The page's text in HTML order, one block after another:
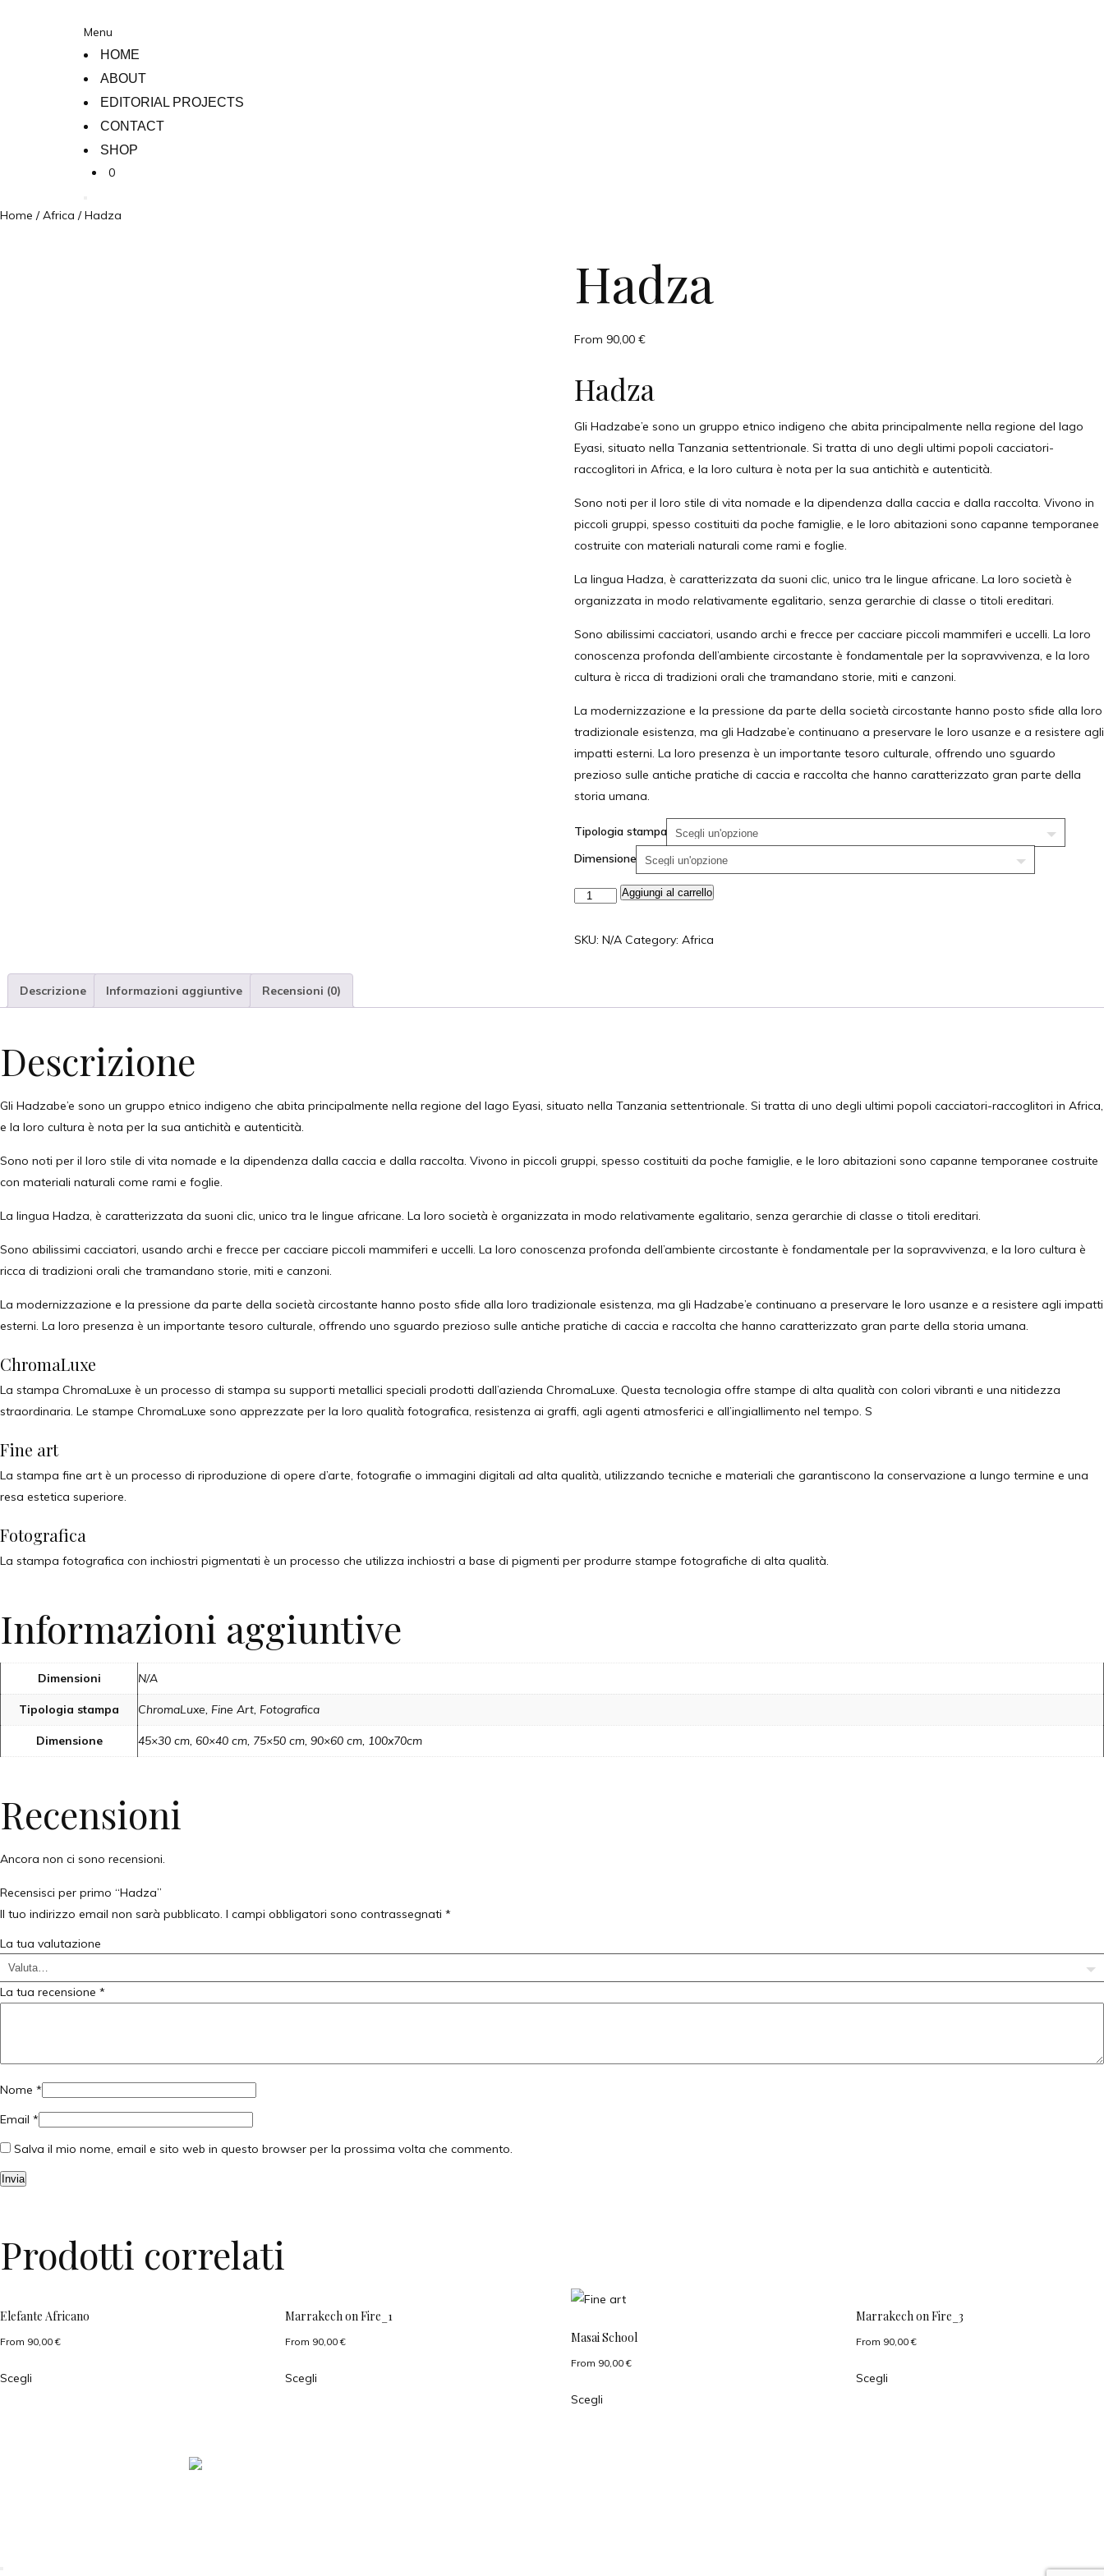
Menu
HOME
ABOUT
EDITORIAL PROJECTS
CONTACT
SHOP
0
Home /Africa / Hadza
Hadza
From 90,00 €
Hadza
Gli Hadzabe’e sono un gruppo etnico indigeno che abita principalmente nella regione del lago
Eyasi, situato nella Tanzania settentrionale. Si tratta di uno degli ultimi popoli cacciatori-
raccoglitori in Africa, e la loro cultura è nota per la sua antichità e autenticità.
Sono noti per il loro stile di vita nomade e la dipendenza dalla caccia e dalla raccolta. Vivono in
piccoli gruppi, spesso costituiti da poche famiglie, e le loro abitazioni sono capanne temporanee
costruite con materiali naturali come rami e foglie.
La lingua Hadza, è caratterizzata da suoni clic, unico tra le lingue africane. La loro società è
organizzata in modo relativamente egalitario, senza gerarchie di classe o titoli ereditari.
Sono abilissimi cacciatori, usando archi e frecce per cacciare piccoli mammiferi e uccelli. La loro
conoscenza profonda dell’ambiente circostante è fondamentale per la sopravvivenza, e la loro
cultura è ricca di tradizioni orali che tramandano storie, miti e canzoni.
La modernizzazione e la pressione da parte della società circostante hanno posto sfide alla loro
tradizionale esistenza, ma gli Hadzabe’e continuano a preservare le loro usanze e a resistere agli
impatti esterni. La loro presenza è un importante tesoro culturale, offrendo uno sguardo
prezioso sulle antiche pratiche di caccia e raccolta che hanno caratterizzato gran parte della
storia umana.
Tipologia stampa
Dimensione
Aggiungi al carrello
SKU: N/A Category: Africa
Descrizione Informazioni aggiuntive Recensioni (0)
Descrizione
Gli Hadzabe’e sono un gruppo etnico indigeno che abita principalmente nella regione del lago Eyasi, situato nella Tanzania settentrionale. Si tratta di uno degli ultimi popoli cacciatori-raccoglitori in Africa,
e la loro cultura è nota per la sua antichità e autenticità.
Sono noti per il loro stile di vita nomade e la dipendenza dalla caccia e dalla raccolta. Vivono in piccoli gruppi, spesso costituiti da poche famiglie, e le loro abitazioni sono capanne temporanee costruite
con materiali naturali come rami e foglie.
La lingua Hadza, è caratterizzata da suoni clic, unico tra le lingue africane. La loro società è organizzata in modo relativamente egalitario, senza gerarchie di classe o titoli ereditari.
Sono abilissimi cacciatori, usando archi e frecce per cacciare piccoli mammiferi e uccelli. La loro conoscenza profonda dell’ambiente circostante è fondamentale per la sopravvivenza, e la loro cultura è
ricca di tradizioni orali che tramandano storie, miti e canzoni.
La modernizzazione e la pressione da parte della società circostante hanno posto sfide alla loro tradizionale esistenza, ma gli Hadzabe’e continuano a preservare le loro usanze e a resistere agli impatti
esterni. La loro presenza è un importante tesoro culturale, offrendo uno sguardo prezioso sulle antiche pratiche di caccia e raccolta che hanno caratterizzato gran parte della storia umana.
ChromaLuxe
La stampa ChromaLuxe è un processo di stampa su supporti metallici speciali prodotti dall’azienda ChromaLuxe. Questa tecnologia offre stampe di alta qualità con colori vibranti e una nitidezza
straordinaria. Le stampe ChromaLuxe sono apprezzate per la loro qualità fotografica, resistenza ai graffi, agli agenti atmosferici e all’ingiallimento nel tempo. S
Fine art
La stampa fine art è un processo di riproduzione di opere d’arte, fotografie o immagini digitali ad alta qualità, utilizzando tecniche e materiali che garantiscono la conservazione a lungo termine e una
resa estetica superiore.
Fotografica
La stampa fotografica con inchiostri pigmentati è un processo che utilizza inchiostri a base di pigmenti per produrre stampe fotografiche di alta qualità.
Informazioni aggiuntive
Dimensioni N/A
Tipologia stampa ChromaLuxe, Fine Art, Fotografica
Dimensione 45×30 cm, 60×40 cm, 75×50 cm, 90×60 cm, 100x70cm
Recensioni
Ancora non ci sono recensioni.
Recensisci per primo “Hadza”
Il tuo indirizzo email non sarà pubblicato. I campi obbligatori sono contrassegnati *
La tua valutazione
La tua recensione *
Nome *
Email *
Salva il mio nome, email e sito web in questo browser per la prossima volta che commento.
Prodotti correlati
Elefante Africano
From 90,00€
Scegli
Marrakech on Fire_1
From 90,00€
Scegli
Masai School
From 90,00€
Scegli
Marrakech on Fire_3
From 90,00€
Scegli